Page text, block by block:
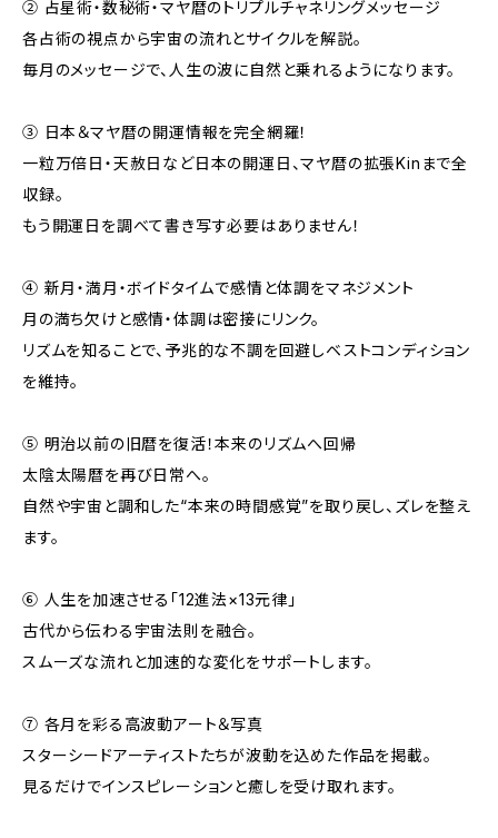
② 占星術・数秘術・マヤ暦のトリプルチャネリングメッセージ
各占術の視点から宇宙の流れとサイクルを解説。
毎月のメッセージで、人生の波に自然と乗れるようになります。
③ 日本＆マヤ暦の開運情報を完全網羅！
一粒万倍日・天赦日など日本の開運日、マヤ暦の拡張Kinまで全
収録。
もう開運日を調べて書き写す必要はありません！
④ 新月・満月・ボイドタイムで感情と体調をマネジメント
月の満ち欠けと感情・体調は密接にリンク。
リズムを知ることで、予兆的な不調を回避しベストコンディション
を維持。
⑤ 明治以前の旧暦を復活！本来のリズムへ回帰
太陰太陽暦を再び日常へ。
自然や宇宙と調和した“本来の時間感覚”を取り戻し、ズレを整え
ます。
⑥ 人生を加速させる「12進法×13元律」
古代から伝わる宇宙法則を融合。
スムーズな流れと加速的な変化をサポートします。
⑦ 各月を彩る高波動アート＆写真
スターシードアーティストたちが波動を込めた作品を掲載。
見るだけでインスピレーションと癒しを受け取れます。